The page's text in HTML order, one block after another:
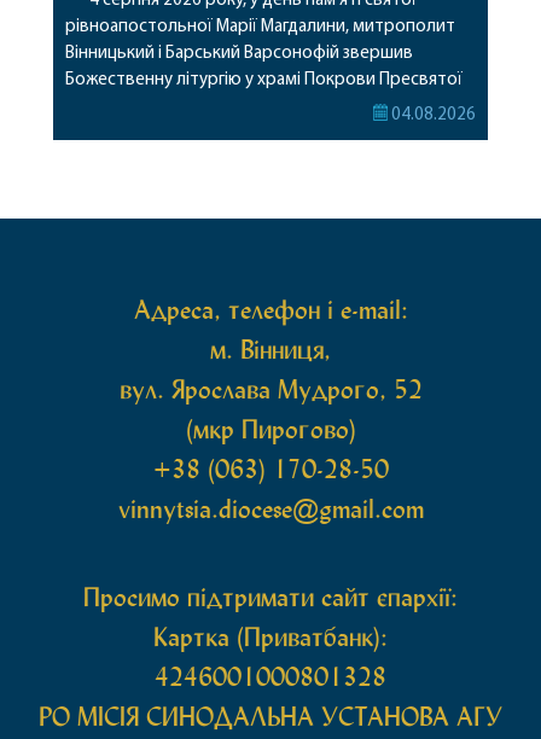
рівноапостольної Марії Магдалини, митрополит
Вінницький і Барський Варсонофій звершив
Божественну літургію у храмі Покрови Пресвятої
Богородиці села Терешки Барського благочиння.
04.08.2026
Адреса, телефон і e-mail:
м. Вінниця,
вул. Ярослава Мудрого, 52
(мкр Пирогово)
+38 (063) 170-28-50
vinnytsia.diocese@gmail.com
Просимо підтримати сайт єпархії:
Картка (Приватбанк):
4246001000801328
РО МIСIЯ СИНОДАЛЬНА УСТАНОВА АГУ